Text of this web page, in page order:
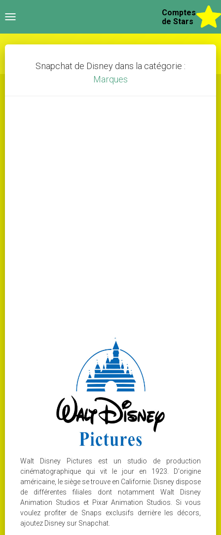
Toggle
Comptes
de Stars
Snapchat de Disney dans la catégorie :
Marques
Walt Disney Pictures est un studio de production
cinématographique qui vit le jour en 1923. D'origine
américaine, le siège se trouve en Californie. Disney dispose
de différentes filiales dont notamment Walt Disney
Animation Studios et Pixar Animation Studios. Si vous
voulez profiter de Snaps exclusifs derrière les décors,
ajoutez Disney sur Snapchat.